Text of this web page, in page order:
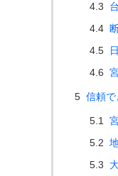
4.3
4.4
4.5
4.6
5 信頼
5.1
5.2
5.3